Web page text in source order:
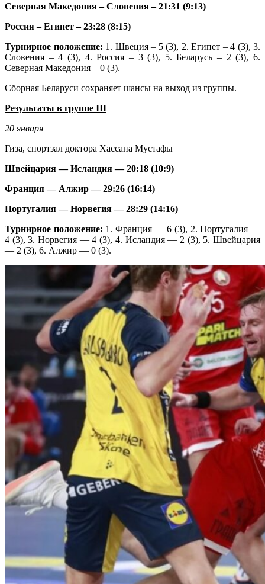
Северная Македония – Словения – 21:31 (9:13)
Россия – Египет – 23:28 (8:15)
Турнирное положение: 1. Швеция – 5 (3), 2. Египет – 4 (3), 3.
Словения – 4 (3), 4. Россия – 3 (3), 5. Беларусь – 2 (3), 6.
Северная Македония – 0 (3).
Сборная Беларуси сохраняет шансы на выход из группы.
Результаты в группе III
20 января
Гиза, спортзал доктора Хассана Мустафы
Швейцария — Исландия — 20:18 (10:9)
Франция — Алжир — 29:26 (16:14)
Португалия — Норвегия — 28:29 (14:16)
Турнирное положение: 1. Франция — 6 (3), 2. Португалия —
4 (3), 3. Норвегия — 4 (3), 4. Исландия — 2 (3), 5. Швейцария
— 2 (3), 6. Алжир — 0 (3).